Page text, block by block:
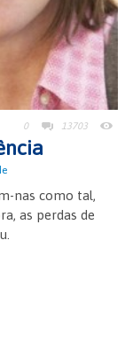
0 13703
nas como tal,
as perdas de